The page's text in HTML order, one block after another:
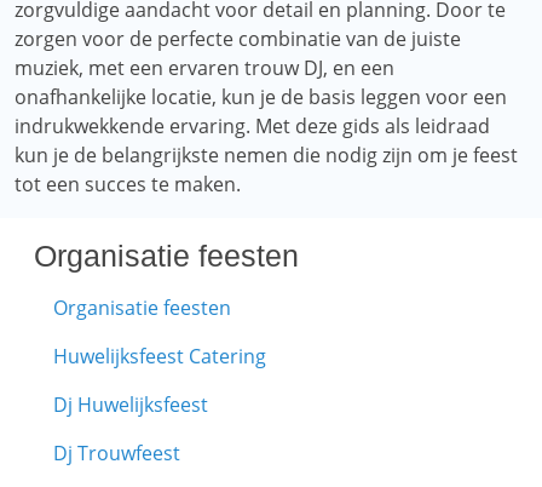
zorgvuldige aandacht voor detail en planning. Door te
zorgen voor de perfecte combinatie van de juiste
muziek, met een ervaren trouw DJ, en een
onafhankelijke locatie, kun je de basis leggen voor een
indrukwekkende ervaring. Met deze gids als leidraad
kun je de belangrijkste nemen die nodig zijn om je feest
tot een succes te maken.
Organisatie feesten
Organisatie feesten
Huwelijksfeest Catering
Dj Huwelijksfeest
Dj Trouwfeest